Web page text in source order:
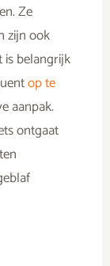
Ze
zijn ook
is belangrijk
op te
aanpak.
ontgaat